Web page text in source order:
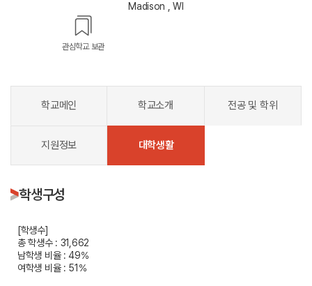
Madison , WI
관심학교 보관
학교메인 학교소개 전공 및 학위
지원정보 대학생활
학생구성
[학생수]
총 학생수 : 31,662
남학생 비율 : 49%
여학생 비율 : 51%